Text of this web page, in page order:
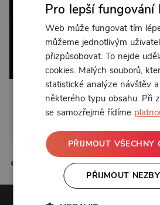
Od 179 Kč měsíčně nebo
Zřídit
Pro lepší fungování
Web může fungovat tím
můžeme jednotlivým
přizpůsobovat. To nejde
cookies. Malých souborů,
statistické analýze návštěv
některého typu obsahu. Při
se samozřejmě řídíme
PŘIJMOUT VŠECHNY
PŘIJMOUT